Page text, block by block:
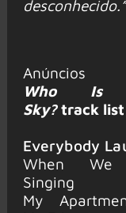
desconhecido.”
Anúncios
Who Is
Sky?track
Everybody
When We
Singing
My